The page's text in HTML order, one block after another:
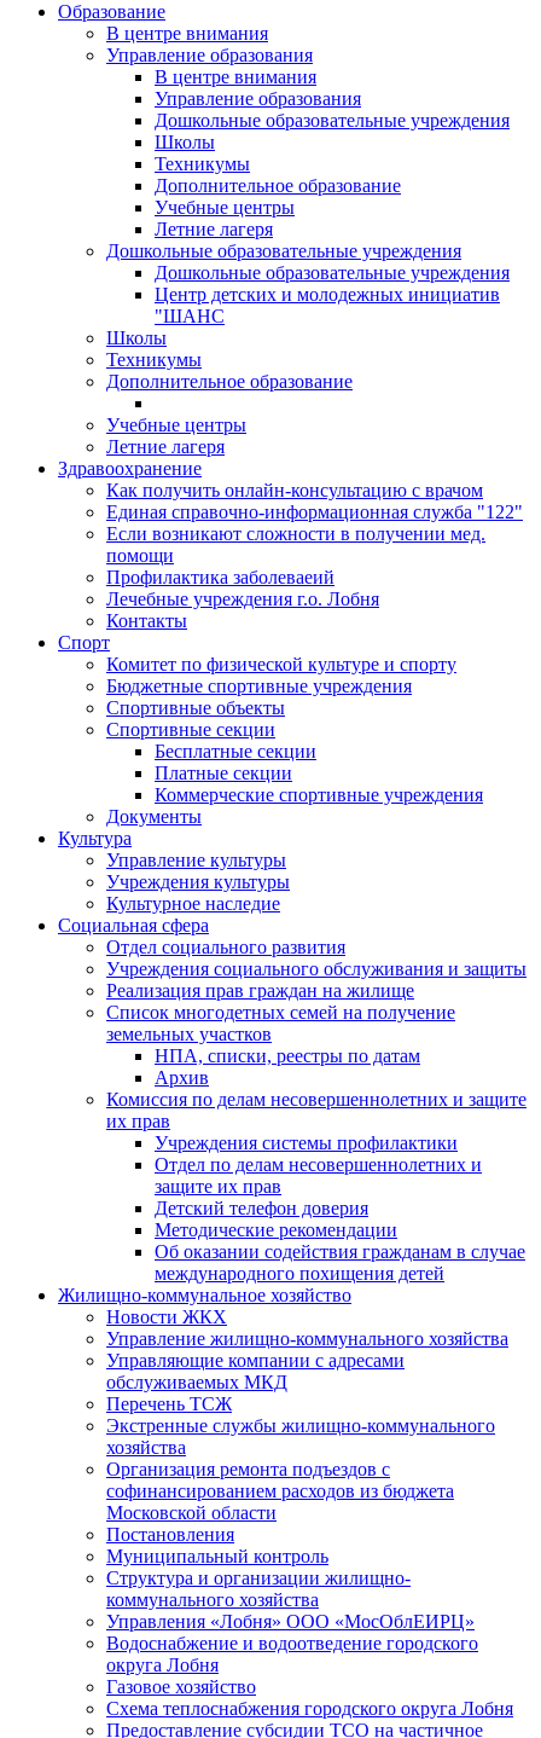
Образование
В центре внимания
Управление образования
В центре внимания
Управление образования
Дошкольные образовательные учреждения
Школы
Техникумы
Дополнительное образование
Учебные центры
Летние лагеря
Дошкольные образовательные учреждения
Дошкольные образовательные учреждения
Центр детских и молодежных инициатив
"ШАНС
Школы
Техникумы
Дополнительное образование
Учебные центры
Летние лагеря
Здравоохранение
Как получить онлайн-консультацию с врачом
Единая справочно-информационная служба "122"
Если возникают сложности в получении мед.
помощи
Профилактика заболеваеий
Лечебные учреждения г.о. Лобня
Контакты
Спорт
Комитет по физической культуре и спорту
Бюджетные спортивные учреждения
Спортивные объекты
Спортивные секции
Бесплатные секции
Платные секции
Коммерческие спортивные учреждения
Документы
Культура
Управление культуры
Учреждения культуры
Культурное наследие
Социальная сфера
Отдел социального развития
Учреждения социального обслуживания и защиты
Реализация прав граждан на жилище
Список многодетных семей на получение
земельных участков
НПА, списки, реестры по датам
Архив
Комиссия по делам несовершеннолетних и защите
их прав
Учреждения системы профилактики
Отдел по делам несовершеннолетних и
защите их прав
Детский телефон доверия
Методические рекомендации
Об оказании содействия гражданам в случае
международного похищения детей
Жилищно-коммунальное хозяйство
Новости ЖКХ
Управление жилищно-коммунального хозяйства
Управляющие компании с адресами
обслуживаемых МКД
Перечень ТСЖ
Экстренные службы жилищно-коммунального
хозяйства
Организация ремонта подъездов с
софинансированием расходов из бюджета
Московской области
Постановления
Муниципальный контроль
Структура и организации жилищно-
коммунального хозяйства
Управления «Лобня» ООО «МосОблЕИРЦ»
Водоснабжение и водоотведение городского
округа Лобня
Газовое хозяйство
Схема теплоснабжения городского округа Лобня
Предоставление субсидии ТСО на частичное